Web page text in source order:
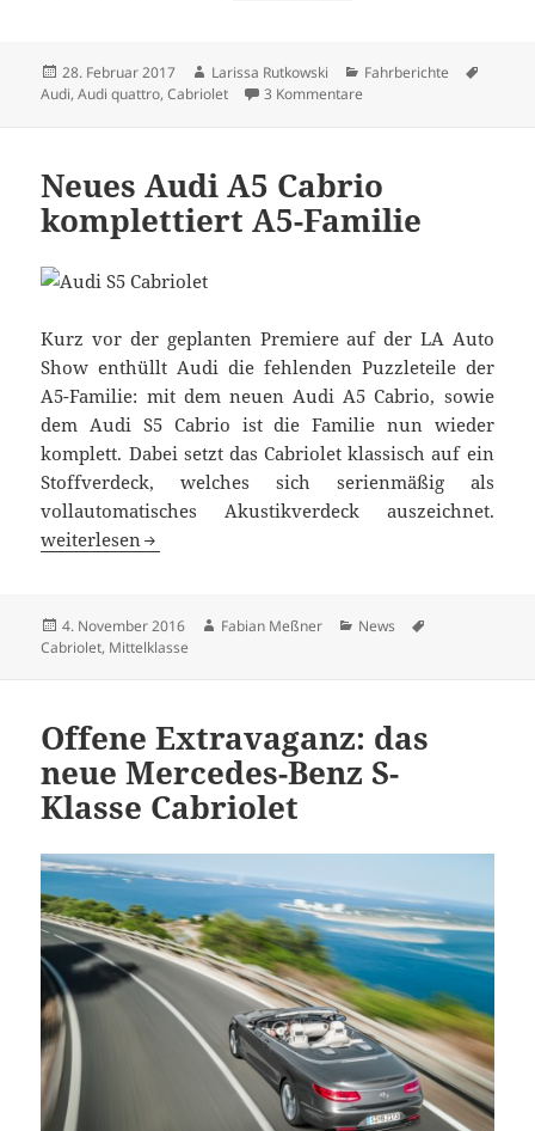
Veröffentlicht
am
28. Februar 2017 Autor
Larissa Rutkowski Kategorien
Fahrberichte
Audi,Audi quattro,Cabriolet 3 Kommentare
Neues Audi A5 Cabrio
komplettiert A5-Familie
Kurz vor der geplanten Premiere auf der LA Auto
Show enthüllt Audi die fehlenden Puzzleteile der
A5-Familie: mit dem neuen Audi A5 Cabrio, sowie
dem Audi S5 Cabrio ist die Familie nun wieder
komplett. Dabei setzt das Cabriolet klassisch auf ein
Stoffverdeck, welches sich serienmäßig als
vollautomatisches Akustikverdeck auszeichnet.
Neues Audi A5 Cabrio komplettiert A5-Familie
weiterlesen
Veröffentlicht
am
4. November 2016 Autor
Fabian Meßner Kategorien
News
Cabriolet, Mittelklasse
Offene Extravaganz: das
neue Mercedes-Benz S-
Klasse Cabriolet